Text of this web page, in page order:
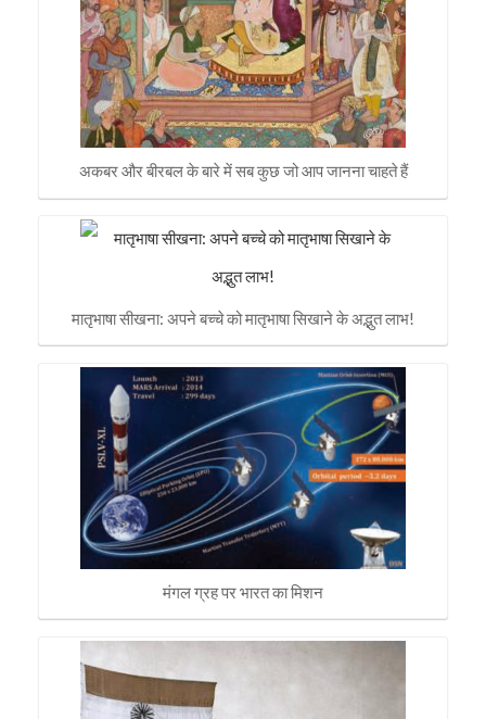
अकबर और बीरबल के बारे में सब कुछ जो आप जानना चाहते हैं
मातृभाषा सीखना: अपने बच्चे को मातृभाषा सिखाने के अद्भुत लाभ!
मंगल ग्रह पर भारत का मिशन